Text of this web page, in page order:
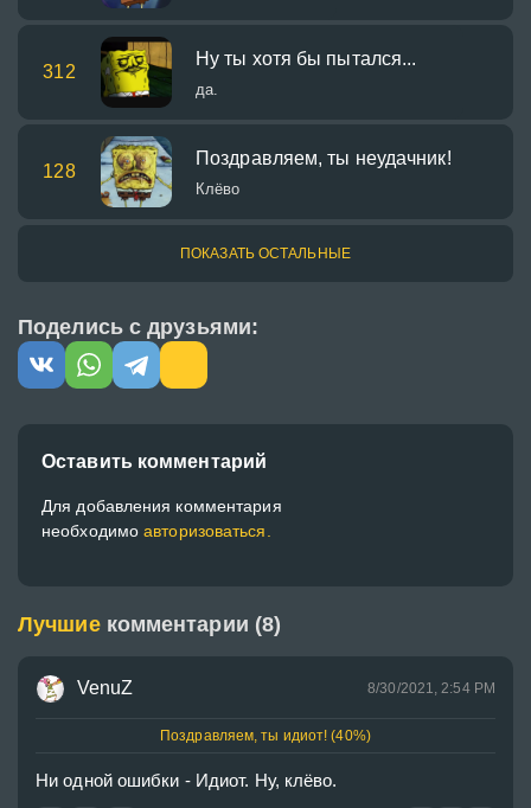
312
Ну ты хотя бы пытался...
да.
128
Поздравляем, ты неудачник!
Клёво
ПОКАЗАТЬ ОСТАЛЬНЫЕ
Поделись с друзьями:
Оставить комментарий
Для добавления комментария
необходимоавторизоваться.
Лучшие комментарии (8)
VenuZ 8/30/2021, 2:54 PM
Поздравляем, ты идиот! (40%)
Ни одной ошибки - Идиот. Ну, клёво.